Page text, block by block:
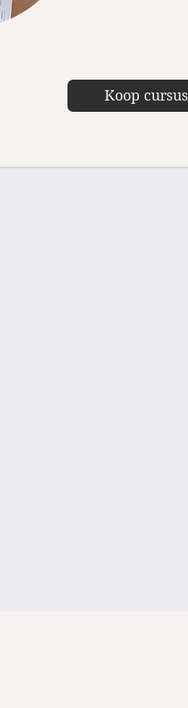
Koop cursus